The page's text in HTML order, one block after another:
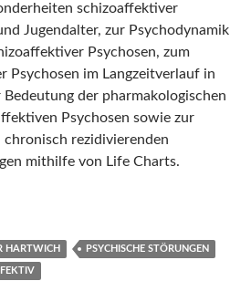
schizoaffektiver
Jugendalter, zur Psychodynamik
Psychosen, zum
Psychosen im Langzeitverlauf in
der pharmakologischen
Psychosen sowie zur
chronisch rezidivierenden
mithilfe von Life Charts.
Diagnostik und Therapie von
HARTWICH PSYCHISCHE STÖRUNGEN